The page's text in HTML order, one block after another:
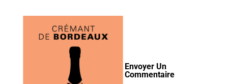
Envoyer Un
Commentaire